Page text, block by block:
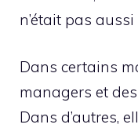
n’était pas
Dans certains
managers et
Dans d’autres,